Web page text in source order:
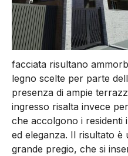
facciata risultano
legno scelte per parte
presenza di ampie
ingresso risalta invece
che accolgono i residenti
ed eleganza. Il risultato è
grande pregio, che si